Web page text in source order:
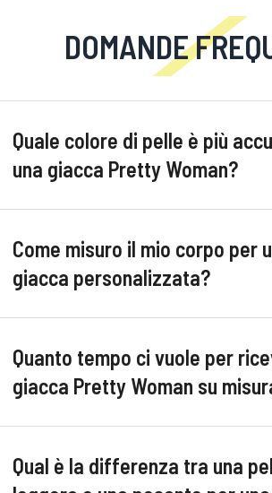
DOMANDE
Quale colore di pelle è più
una giacca Pretty Woman?
Come misuro il mio corpo per
giacca personalizzata?
Quanto tempo ci vuole per
giacca Pretty Woman su
Qual è la differenza tra una